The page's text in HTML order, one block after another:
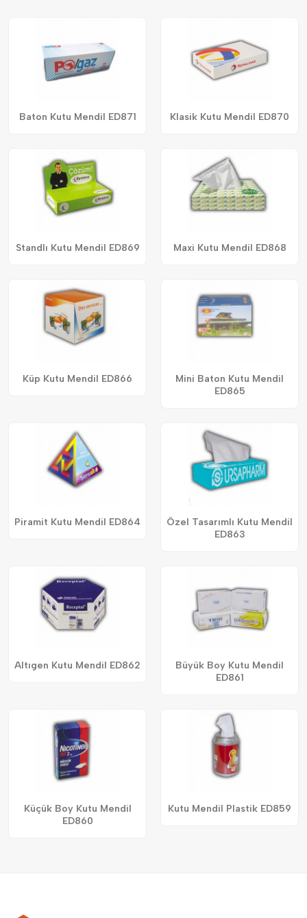
Baton Kutu Mendil ED871 Klasik Kutu Mendil ED870
Standlı Kutu Mendil ED869 Maxi Kutu Mendil ED868
Küp Kutu Mendil ED866
Mini Baton Kutu Mendil
ED865
Piramit Kutu Mendil ED864
Özel Tasarımlı Kutu Mendil
ED863
Altıgen Kutu Mendil ED862
Büyük Boy Kutu Mendil
ED861
Küçük Boy Kutu Mendil
ED860
Kutu Mendil Plastik ED859